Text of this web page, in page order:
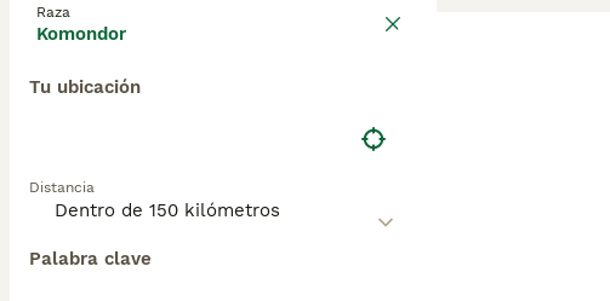
Raza
Komondor
Tu ubicación
Distancia
Palabra clave